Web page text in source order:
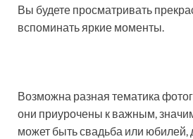
Вы будете просматривать
вспоминать яркие моменты.
Возможна разная тематика
они приурочены к важным,
может быть свадьба или юбилей,